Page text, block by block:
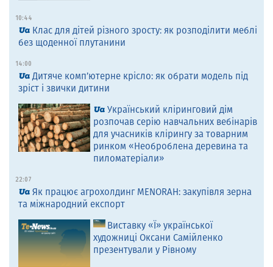
10:44
Клас для дітей різного зросту: як розподілити меблі
без щоденної плутанини
14:00
Дитяче комп’ютерне крісло: як обрати модель під
зріст і звички дитини
Український кліринговий дім
розпочав серію навчальних вебінарів
для учасників клірингу за товарним
ринком «Необроблена деревина та
пиломатеріали»
22:07
Як працює агрохолдинг MENORAH: закупівля зерна
та міжнародний експорт
Виставку «Ї» української
художниці Оксани Самійленко
презентували у Рівному